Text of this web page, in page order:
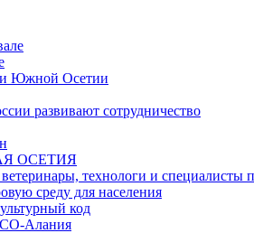
Южной Осетии
развивают сотрудничество
ОСЕТИЯ
технологи и специалисты
среду для населения
код
Алания